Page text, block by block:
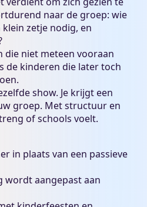
naar de groep: wie
zetje nodig, en
die niet meteen vooraan
de kinderen die later toch
show. Je krijgt een
groep. Met structuur en
of schools voelt.
in plaats van een passieve
wordt aangepast aan